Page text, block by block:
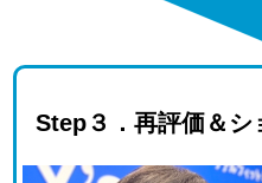
Step３．再評価＆シ